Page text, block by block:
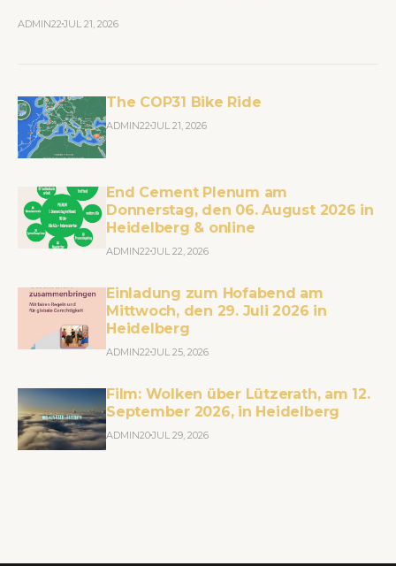
ADMIN22 JUL 21, 2026
The COP31 Bike Ride
ADMIN22 JUL 21, 2026
End Cement Plenum am
Donnerstag, den 06. August 2026 in
Heidelberg & online
ADMIN22 JUL 22, 2026
Einladung zum Hofabend am
Mittwoch, den 29. Juli 2026 in
Heidelberg
ADMIN22 JUL 25, 2026
Film: Wolken über Lützerath, am 12.
September 2026, in Heidelberg
ADMIN20JUL 29, 2026